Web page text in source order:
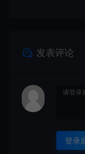
发表评论
登录